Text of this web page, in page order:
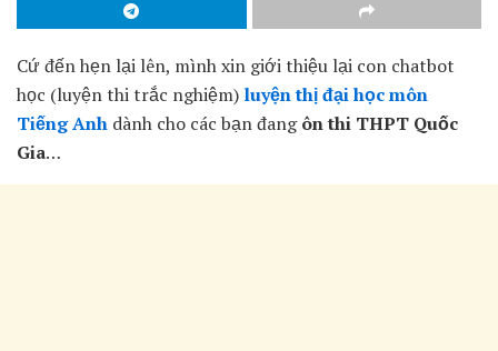
Cứ đến hẹn lại lên, mình xin giới thiệu lại con chatbot
học (luyện thi trắc nghiệm) luyện thị đại học môn
Tiếng Anh dành cho các bạn đangôn thi THPT Quốc
Gia…